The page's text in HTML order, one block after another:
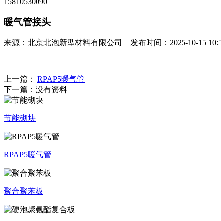
15810530090
暖气管接头
来源：北京北泡新型材料有限公司 发布时间：2025-10-15
上一篇： RPAP5暖气管
下一篇： 没有资料
节能砌块
RPAP5暖气管
聚合聚苯板